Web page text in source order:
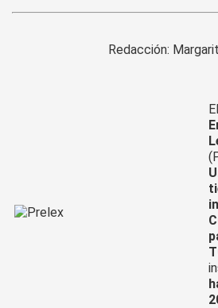
preparación
examen
Redacción:
El